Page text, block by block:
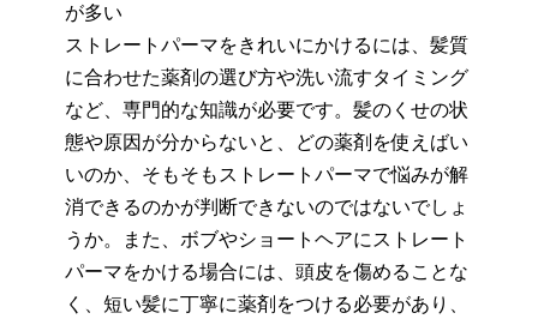
が多い
ストレートパーマをきれいにかけるには、髪質
に合わせた薬剤の選び方や洗い流すタイミング
など、専門的な知識が必要です。髪のくせの状
態や原因が分からないと、どの薬剤を使えばい
いのか、そもそもストレートパーマで悩みが解
消できるのかが判断できないのではないでしょ
うか。また、ボブやショート ヘアにストレート
パーマをかける場合には、頭皮を傷めることな
く、短い髪に丁寧に薬剤をつける必要があり、